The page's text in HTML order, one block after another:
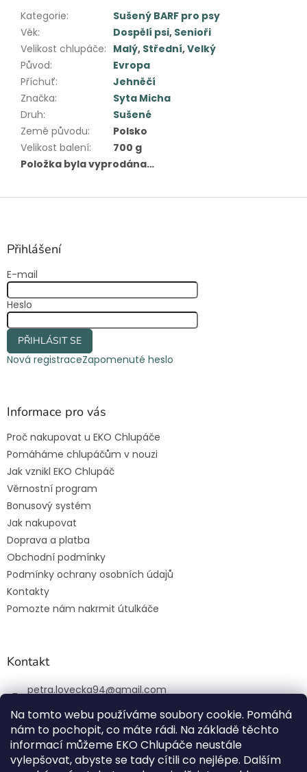
Na tomto webu používáme soubory cookie. Pomáhá
nám to pochopit, co máte rádi. Na základě těchto
informací můžeme EKO Chlupáče neustále
vylepšovat, abyste se tady cítili co nejlépe. Dalším
Kategorie:
Sušený BARF pro psy
Věk: Dospělí psi, Senioři
Velikost chlupáče: Malý, Střední,Velký
Původ:
Evropa
Příchuť:
Jehněčí
Značka:
Syta Micha
Druh:
Sušené
Země původu:
Polsko
Velikost balení:
700 g
Položka byla vyprodána…
Z
Přihlášení
E-mail
Heslo
PŘIHLÁSIT SE
Nová registraceZapomenuté heslo
Informace pro vás
Proč nakupovat u EKO Chlupáče
Pomáháme chlupáčům v nouzi
Jak vznikl EKO Chlupáč
Věrnostní program
Bonusový systém
Jak nakupovat
Doprava a platba
Obchodní podmínky
Podmínky ochrany osobních údajů
Kontakty
Pomozte nám nakrmit útulkáče
Kontakt
petra.lovecka94@gmail.com
+420 774 131 648
ekochlupac.cz